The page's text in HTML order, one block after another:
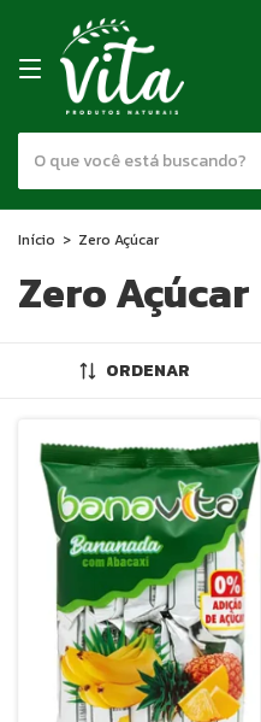
Início > Zero Açúcar
Zero Açúcar
ORDENAR